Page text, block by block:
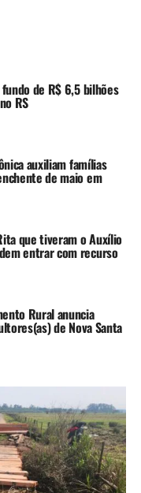
de R$ 6,5 bilhões
RS
auxiliam famílias
de maio em
que tiveram o Auxílio
entrar com recurso
Rural anuncia
de Nova Santa